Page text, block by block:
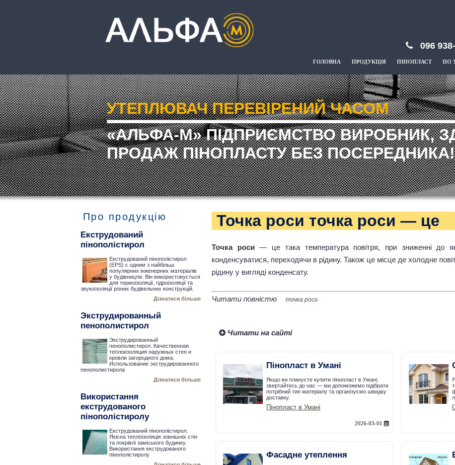
096
ГОЛОВНА ПРОДУКЦІЯ ПІНОПЛАСТ ПО
УТЕПЛЮВАЧ ПЕРЕВІРЕНИЙ ЧАСОМ
«АЛЬФА-М» ПІДПРИЄМСТВО ВИРОБНИК,
ПРОДАЖ ПІНОПЛАСТУ БЕЗ ПОСЕРЕДНИКА!
Про продукцію
Екструдований
пінополістирол
Екструдований пінополістирол
(EPS) є одним з найбільш
популярних інженерних матеріалів
у будівництві. Він використовується
для термоізоляції, гідроізоляції та
звукоізоляції різних будівельних конструкцій.
Дізнатися більше
Экструдированный
пенополистирол
Экструдированный
пенополистирол. Качественная
теплоизоляция наружных стен и
кровли загородного дома.
Использование экструдированного
пенополистирола
Дізнатися більше
Використання
екструдованого
пінополістиролу
Екструдований пінополістирол.
Якісна теплоізоляція зовнішніх стін
та покрівлі заміського будинку.
Використання екструдованого
пінополістиролу
Точка роси точка роси — це
Точка роси— це така температура повітря, при зниженні до
конденсуватися, переходячи в рідину. Також це місце де холодне
рідину у вигляді конденсату.
Читати повністю точка роси
Читати на сайті
Пінопласт в Умані
Якщо ви плануєте купити пінопласт в Умані,
звертайтесь до нас — ми допоможемо підібрати
потрібний тип матеріалу та організуємо швидку
доставку.
Пінопласт в Умані
2026-03-01
Фасадне утеплення